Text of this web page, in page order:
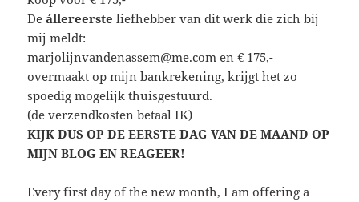
Deállereerste liefhebber van dit werk die zich bij
mij meldt:
marjolijnvandenassem@me.com en € 175,-
overmaakt op mijn bankrekening, krijgt het zo
spoedig mogelijk thuisgestuurd.
(de verzendkosten betaal IK)
KIJK DUS OP DE EERSTE DAG VAN DE MAAND OP
MIJN BLOG EN REAGEER!
Every first day of the new month, I am offering a